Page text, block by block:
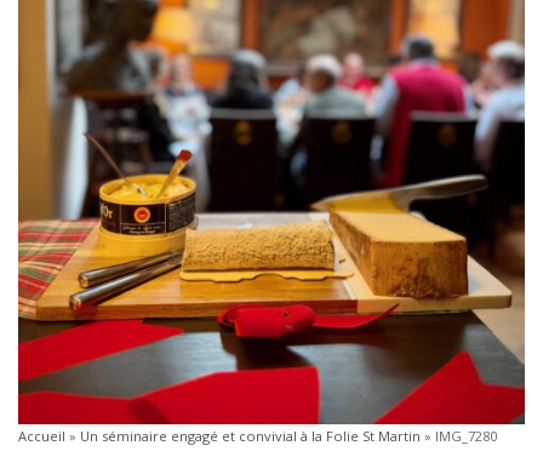
Accueil » Un séminaire engagé et convivial à la Folie St Martin » IMG_7280